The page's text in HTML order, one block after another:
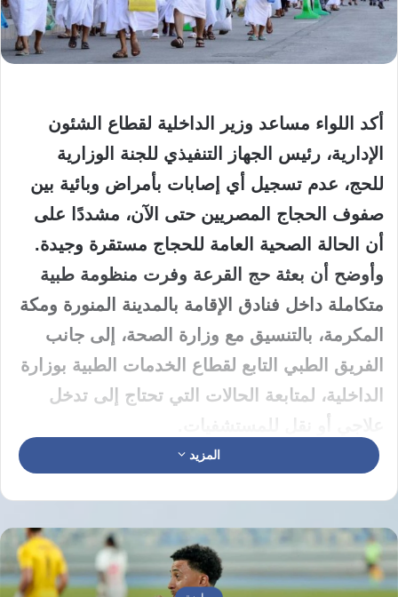
أكد اللواء مساعد وزير الداخلية لقطاع الشئون
الإدارية، رئيس الجهاز التنفيذي للجنة الوزارية
للحج، عدم تسجيل أي إصابات بأمراض وبائية بين
صفوف الحجاج المصريين حتى الآن، مشددًا على
أن الحالة الصحية العامة للحجاج مستقرة وجيدة.
وأوضح أن بعثة حج القرعة وفرت منظومة طبية
متكاملة داخل فنادق الإقامة بالمدينة المنورة ومكة
المكرمة، بالتنسيق مع وزارة الصحة، إلى جانب
الفريق الطبي التابع لقطاع الخدمات الطبية بوزارة
الداخلية، لمتابعة الحالات التي تحتاج إلى تدخل
منظومة طبية متكاملة داخل فنادق
وأشار مساعد وزير الداخلية إلى أن معظم الحالات
التي تتردد على العيادات الطبية تعاني من أعراض
المزيد